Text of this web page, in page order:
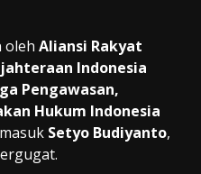
oleh Aliansi Rakyat
Indonesia
Pengawasan,
Hukum Indonesia
Setyo Budiyanto,